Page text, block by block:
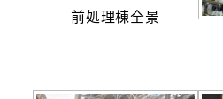
前処理棟全景